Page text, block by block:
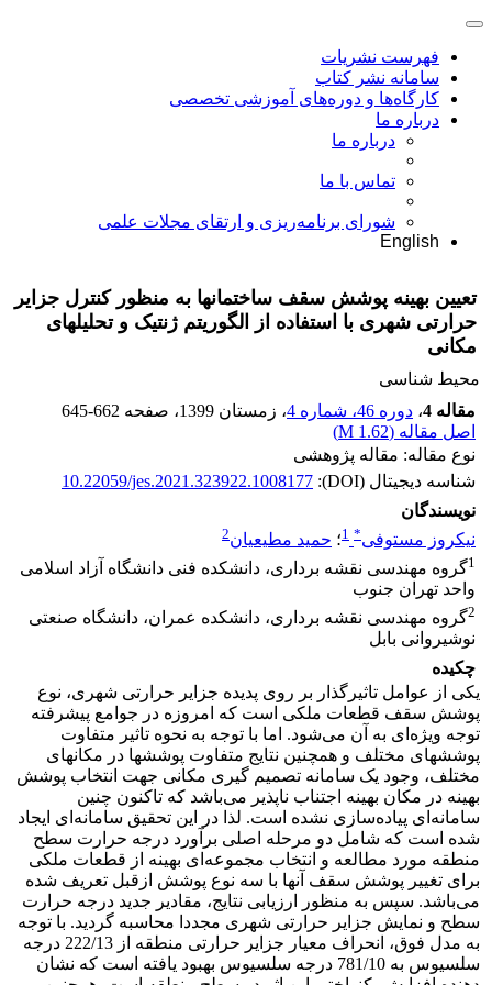
فهرست نشریات
سامانه نشر کتاب
کارگاه‌ها و دوره‌های آموزشی تخصصی
درباره ما
درباره ما
تماس با ما
شورای برنامه‌ریزی و ارتقای مجلات علمی
English
تعیین بهینه پوشش سقف ساختمانها به منظور کنترل جزایر
حرارتی شهری با استفاده از الگوریتم ژنتیک و تحلیلهای
مکانی
محیط شناسی
مقاله 4
، دوره 46، شماره 4 ، زمستان 1399 ، صفحه 645-662
اصل مقاله (1.62 M
)
نوع مقاله: مقاله پژوهشی
شناسه دیجیتال (DOI):
10.22059/jes.2021.323922.1008177
نویسندگان
نیکروز مستوفی*
1؛ حمید مطیعیان2
1گروه مهندسی نقشه برداری، دانشکده فنی دانشگاه آزاد اسلامی
واحد تهران جنوب
2گروه مهندسی نقشه برداری، دانشکده عمران، دانشگاه صنعتی
نوشیروانی بابل
چکیده
یکی از عوامل تاثیرگذار بر روی پدیده جزایر حرارتی شهری، نوع
پوشش سقف قطعات ملکی است که امروزه در جوامع پیشرفته
توجه ویژه‌ای به آن می‌شود. اما با توجه به نحوه تاثیر متفاوت
پوششهای مختلف و همچنین نتایج متفاوت پوششها در مکانهای
مختلف، وجود یک سامانه تصمیم گیری مکانی جهت انتخاب پوشش
بهینه در مکان بهینه اجتناب ناپذیر می‌باشد که تاکنون چنین
سامانه‌ای پیاده‌سازی نشده است. لذا در این تحقیق سامانه‌ای ایجاد
شده است که شامل دو مرحله اصلی برآورد درجه حرارت سطح
منطقه مورد مطالعه و انتخاب مجموعه‌ای بهینه از قطعات ملکی
برای تغییر پوشش سقف آنها با سه نوع پوشش ازقبل تعریف شده
می‌باشد. سپس به منظور ارزیابی نتایج، مقادیر جدید درجه حرارت
سطح و نمایش جزایر حرارتی شهری مجددا محاسبه گردید. با توجه
به مدل فوق، انحراف معیار جزایر حرارتی منطقه از 222/13 درجه
سلسیوس به 781/10 درجه سلسیوس بهبود یافته است که نشان